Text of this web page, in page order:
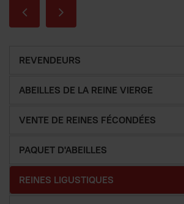
REVENDEURS
ABEILLES DE LA REINE VIERGE
VENTE DE REINES FÉCONDÉES
PAQUET D'ABEILLES
REINES LIGUSTIQUES